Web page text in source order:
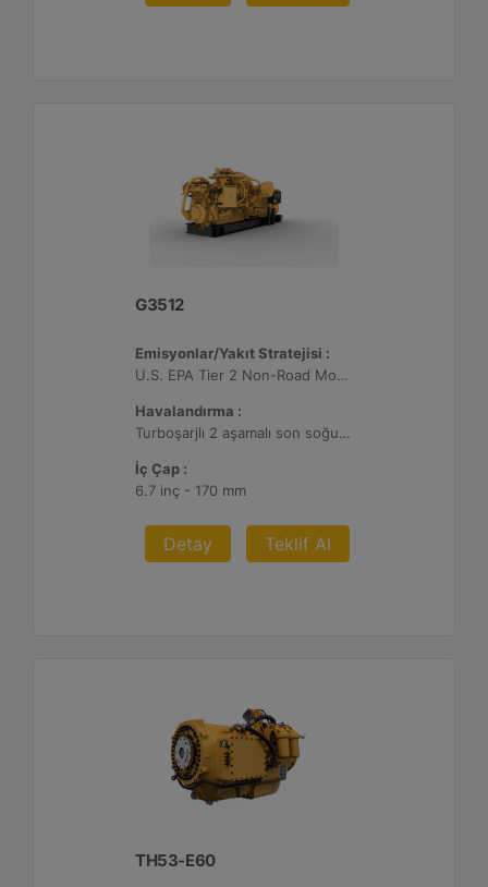
G3512
Emisyonlar/Yakıt Stratejisi :
U.S. EPA Tier 2 Non-Road Mobile
Havalandırma :
Turboşarjlı 2 aşamalı son soğutmalı
İç Çap :
6.7 inç - 170 mm
Detay Teklif Al
TH53-E60